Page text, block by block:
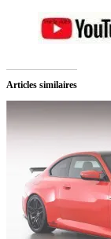
Articles similaires